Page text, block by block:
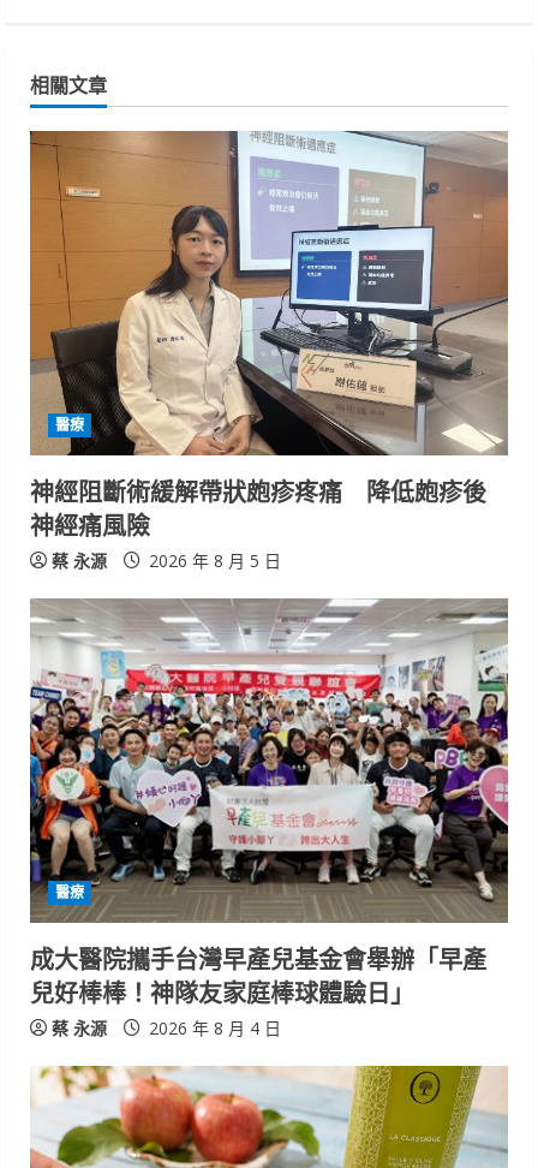
n
u
d
i
n
g
相關文章
醫療
神經阻斷術緩解帶狀皰疹疼痛 降低皰疹後
神經痛風險
蔡 永源 2026 年 8 月 5 日
醫療
成大醫院攜手台灣早產兒基金會舉辦「早產
兒好棒棒！神隊友家庭棒球體驗日」
蔡 永源 2026 年 8 月 4 日